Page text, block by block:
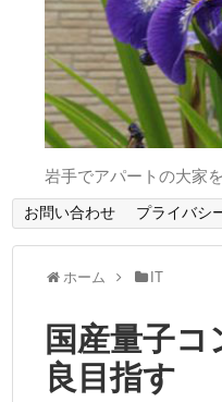
岩手でアパートの大家
お問い合わせ プライバシ
ホーム IT
国産量子
良目指す